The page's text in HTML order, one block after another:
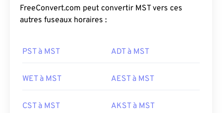
FreeConvert.com peut convertir MST vers ces
autres fuseaux horaires :
PST à MST ADT à MST
WET à MST AEST à MST
CST à MST AKST à MST